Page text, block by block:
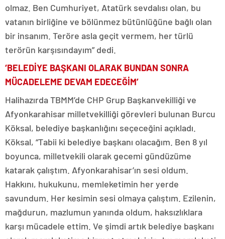
olmaz. Ben Cumhuriyet, Atatürk sevdalısı olan, bu
vatanın birliğine ve bölünmez bütünlüğüne bağlı olan
bir insanım. Teröre asla geçit vermem, her türlü
terörün karşısındayım” dedi.
‘BELEDİYE BAŞKANI OLARAK BUNDAN SONRA
MÜCADELEME DEVAM EDECEĞİM’
Halihazırda TBMM’de CHP Grup Başkanvekilliği ve
Afyonkarahisar milletvekilliği görevleri bulunan Burcu
Köksal, belediye başkanlığını seçeceğini açıkladı.
Köksal, “Tabii ki belediye başkanı olacağım. Ben 8 yıl
boyunca, milletvekili olarak gecemi gündüzüme
katarak çalıştım. Afyonkarahisar’ın sesi oldum.
Hakkını, hukukunu, memleketimin her yerde
savundum. Her kesimin sesi olmaya çalıştım. Ezilenin,
mağdurun, mazlumun yanında oldum, haksızlıklara
karşı mücadele ettim. Ve şimdi artık belediye başkanı